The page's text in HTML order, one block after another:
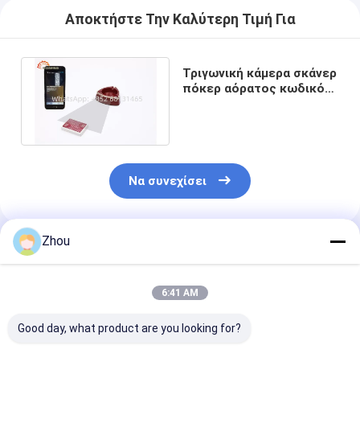
Αποκτήστε Την Καλύτερη Τιμή Για
Τριγωνική κάμερα σκάνερ
πόκερ αόρατος κωδικός
Να συνεχίσει
Συνιστώμενα Προϊόντα
Zhou
6:41 AM
Good day, what product are you looking for?